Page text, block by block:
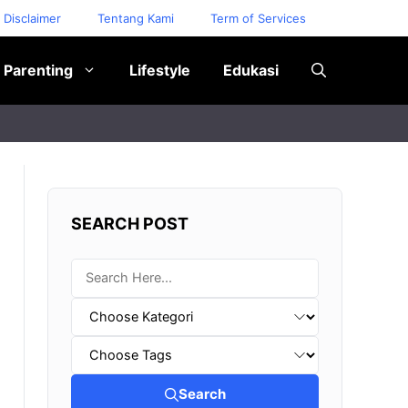
Disclaimer Tentang Kami Term of Services
Parenting Lifestyle Edukasi
SEARCH POST
Search